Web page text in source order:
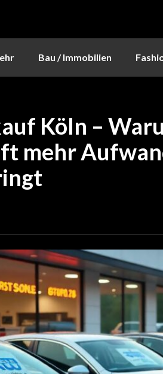
Bau / Immobilien
Köln –
mehr